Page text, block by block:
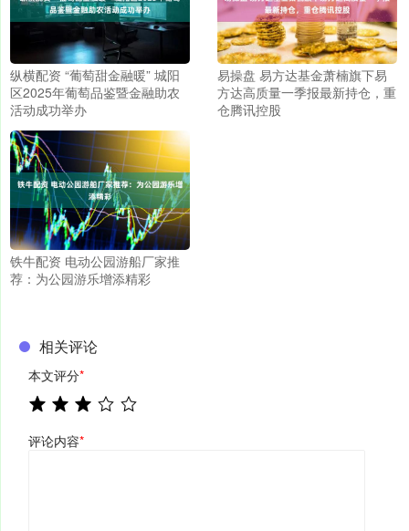
纵横配资 “葡萄甜金融暖” 城阳
区2025年葡萄品鉴暨金融助农
活动成功举办
易操盘 易方达基金萧楠旗下易
方达高质量一季报最新持仓，重
仓腾讯控股
铁牛配资 电动公园游船厂家推
荐：为公园游乐增添精彩
相关评论
本文评分*
评论内容*